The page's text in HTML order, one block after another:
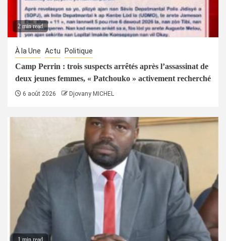
2 min read
À la Une Actu Politique
Camp Perrin : trois suspects arrêtés après l’assassinat de
deux jeunes femmes, « Patchouko » activement recherché
6 août 2026 Djovany MICHEL
1 min read